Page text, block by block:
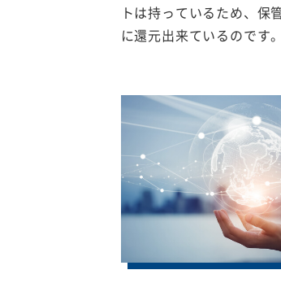
トは持っているため、保
に還元出来ているのです。